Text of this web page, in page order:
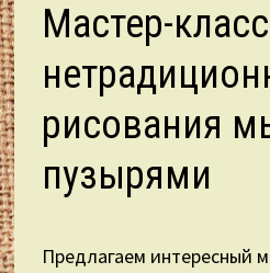
Мастер-класс
рисования
пузырями
Предлагаем интересный